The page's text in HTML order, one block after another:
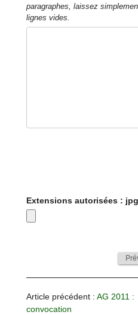
paragraphes, laissez
lignes vides.
Extensions autorisées : jpg
Article précédent :AG 2011 :
convocation